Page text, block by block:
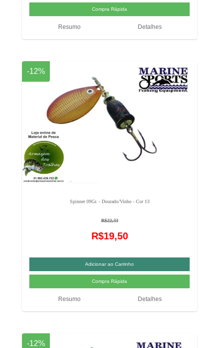
Resumo Detalhes
-12%
Spinner 09Gr. - Dourado/Vinho - Cor 13
R$22,33
R$19,50
Resumo Detalhes
-12%